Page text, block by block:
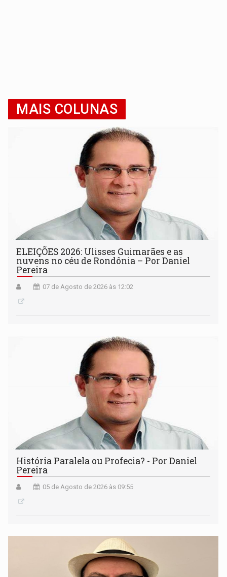
MAIS COLUNAS
ELEIÇÕES 2026: Ulisses Guimarães e as
nuvens no céu de Rondônia – Por Daniel
Pereira
07 de Agosto de 2026 às 12:02
História Paralela ou Profecia? - Por Daniel
Pereira
05 de Agosto de 2026 às 09:55